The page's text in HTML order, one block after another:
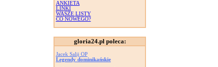
ANKIETA
LINKI
WASZE LISTY
CO NOWEGO?
gloria24.pl poleca:
Jacek Salij OP
Legendy dominikańskie